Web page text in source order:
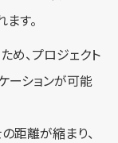
す。
め、プロジェクト
ーションが可能
距離が縮まり、